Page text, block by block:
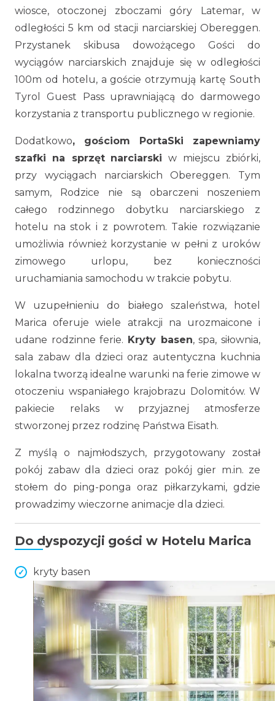
wiosce, otoczonej zboczami góry Latemar, w
odległości 5 km od stacji narciarskiej Obereggen.
Przystanek skibusa dowożącego Gości do
wyciągów narciarskich znajduje się w odległości
100m od hotelu, a goście otrzymują kartę South
Tyrol Guest Pass uprawniającą do darmowego
korzystania z transportu publicznego w regionie.
Dodatkowo, gościom PortaSki zapewniamy
szafki na sprzęt narciarskiw miejscu zbiórki,
przy wyciągach narciarskich Obereggen. Tym
samym, Rodzice nie są obarczeni noszeniem
całego rodzinnego dobytku narciarskiego z
hotelu na stok i z powrotem. Takie rozwiązanie
umożliwia również korzystanie w pełni z uroków
zimowego urlopu, bez konieczności
uruchamiania samochodu w trakcie pobytu.
W uzupełnieniu do białego szaleństwa, hotel
Marica oferuje wiele atrakcji na urozmaicone i
udane rodzinne ferie. Kryty basen, spa, siłownia,
sala zabaw dla dzieci oraz autentyczna kuchnia
lokalna tworzą idealne warunki na ferie zimowe w
otoczeniu wspaniałego krajobrazu Dolomitów. W
pakiecie relaks w przyjaznej atmosferze
stworzonej przez rodzinę Państwa Eisath.
Z myślą o najmłodszych, przygotowany został
pokój zabaw dla dzieci oraz pokój gier m.in. ze
stołem do ping-ponga oraz piłkarzykami, gdzie
prowadzimy wieczorne animacje dla dzieci.
Do dyspozycji gości w Hotelu Marica
kryty basen